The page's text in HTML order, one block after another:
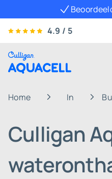
4.9 / 5
Home In
Culligan